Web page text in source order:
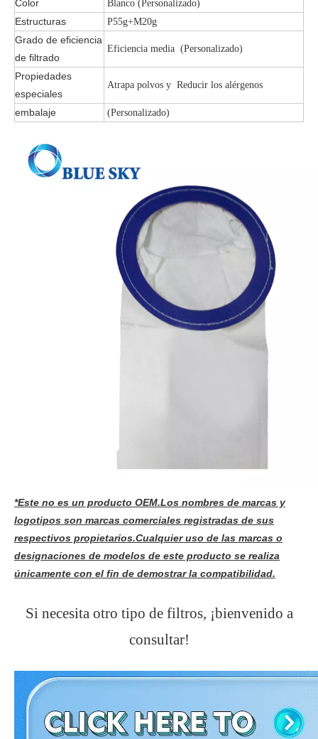
Color Blanco (Personalizado)
Estructuras P55g+M20g
Grado de eficiencia
de filtrado
Eficiencia media (Personalizado)
Propiedades
especiales
Atrapa polvos y Reducir los alérgenos
embalaje (Personalizado)
*Este no es un producto OEM.Los nombres de marcas y
logotipos son marcas comerciales registradas de sus
respectivos propietarios.Cualquier uso de las marcas o
designaciones de modelos de este producto se realiza
únicamente con el fin de demostrar la compatibilidad.
Si necesita otro tipo de filtros, ¡bienvenido a
consultar!